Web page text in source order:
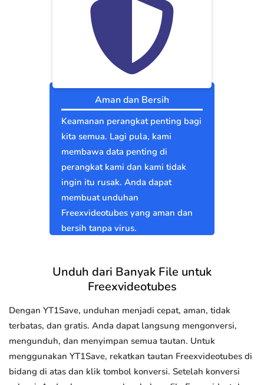
Aman dan Bersih
Keamanan perangkat penting bagi
kita semua. Lagi pula, kami
membawa data penting di
perangkat kami dan kami tidak
ingin itu rusak. Anda dapat
membuat unduhan
Freexvideotubes yang aman dan
bersih tanpa virus.
Unduh dari Banyak File untuk
Freexvideotubes
Dengan YT1Save, unduhan menjadi cepat, aman, tidak
terbatas, dan gratis. Anda dapat langsung mengonversi,
mengunduh, dan menyimpan semua tautan. Untuk
menggunakan YT1Save, rekatkan tautan Freexvideotubes di
bidang di atas dan klik tombol konversi. Setelah konversi